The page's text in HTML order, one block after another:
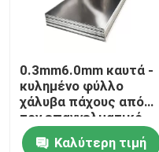
0.3mm6.0mm καυτά -
κυλημένο φύλλο
χάλυβα πάχους από
τον επαγγελματικό
κατασκευαστή
Καλύτερη τιμή